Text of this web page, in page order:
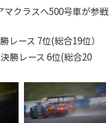
マクラスへ500号車が参戦
ース 7位(総合19位）
勝レース 6位(総合20